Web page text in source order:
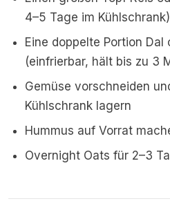
4–5 Tage im Kühlschrank)
Eine doppelte Portion
(einfrierbar, hält bis zu 3
Gemüse vorschneiden
Kühlschrank lagern
Hummus auf Vorrat
Overnight Oats für 2–3